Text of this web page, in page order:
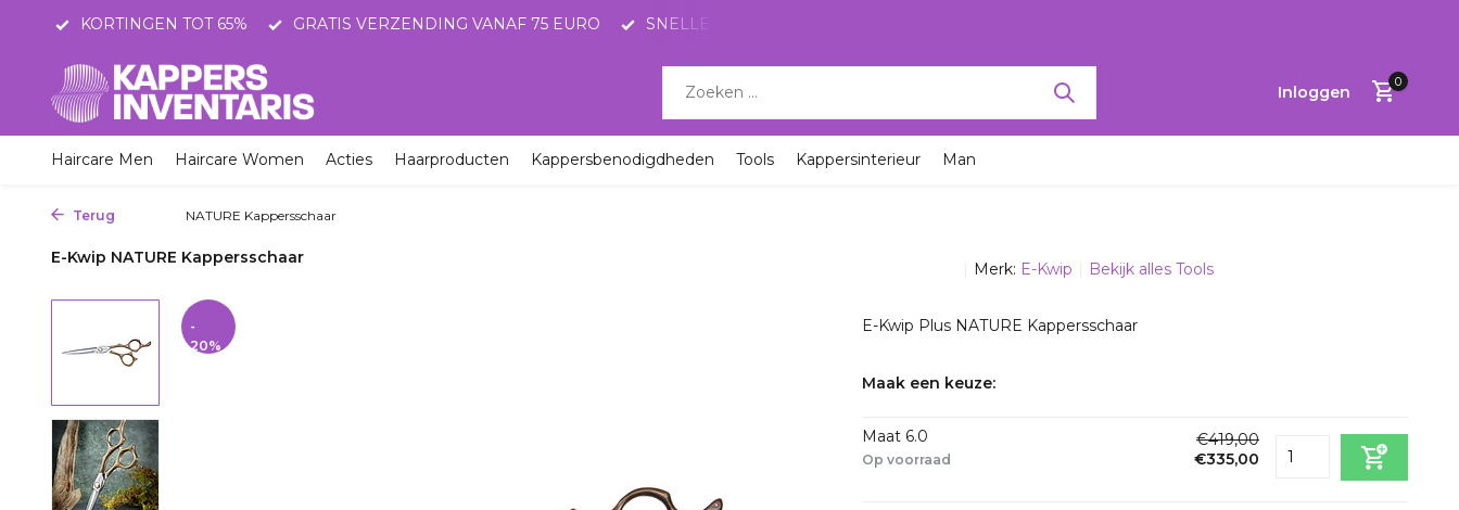
KORTINGEN TOT 65% GRATIS VERZENDING VANAF 75 EURO SNELLE LEVERING MET POSTNL
Inloggen
0
Haircare Men Haircare Women Acties Haarproducten Kappersbenodigdheden Tools Kappersinterieur Man
Terug NATURE Kappersschaar
E-Kwip NATURE Kappersschaar
-
20%
Merk: E-Kwip Bekijk alles Tools
E-Kwip Plus NATURE Kappersschaar
Maak een keuze:
Maat 6.0
Op voorraad
€419,00
€335,00